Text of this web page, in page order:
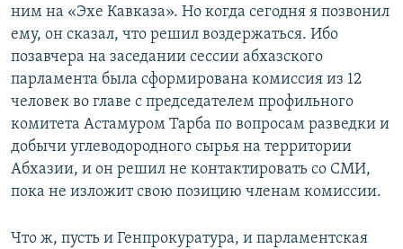
ним на «Эхе Кавказа». Но когда сегодня я позвонил
ему, он сказал, что решил воздержаться. Ибо
позавчера на заседании сессии абхазского
парламента была сформирована комиссия из 12
человек во главе с председателем профильного
комитета Астамуром Тарба по вопросам разведки и
добычи углеводородного сырья на территории
Абхазии, и он решил не контактировать со СМИ,
пока не изложит свою позицию членам комиссии.
Что ж, пусть и Генпрокуратура, и парламентская